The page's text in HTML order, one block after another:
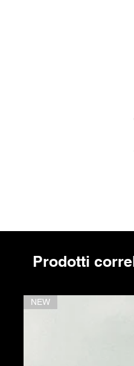
Prodotti
NEW